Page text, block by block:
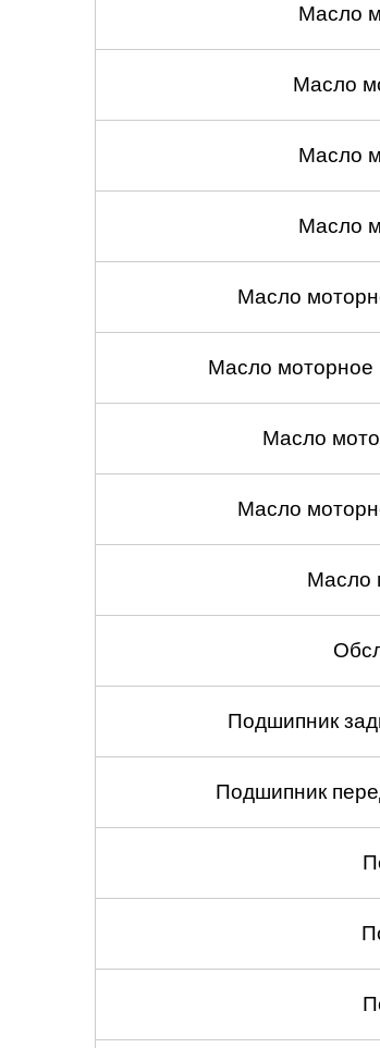
Масло
Масло
Масло
Масло
Масло
Масло моторное
Масло
Масло
Масло
Подшипник
Подшипник